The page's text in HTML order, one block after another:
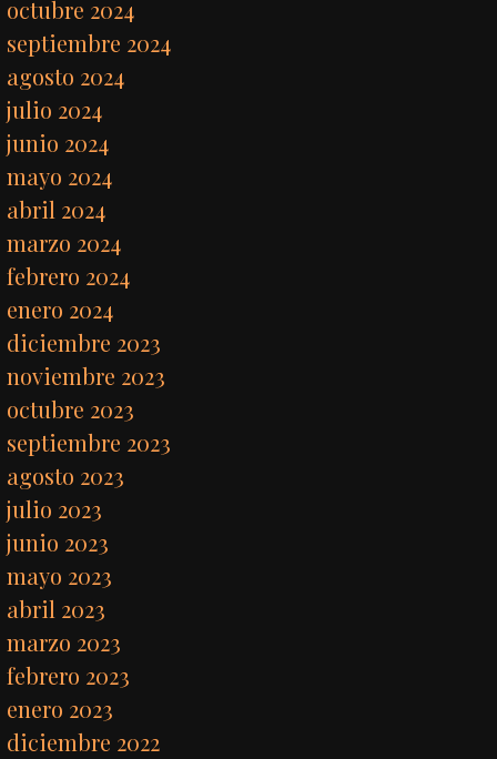
octubre 2024
septiembre 2024
agosto 2024
julio 2024
junio 2024
mayo 2024
abril 2024
marzo 2024
febrero 2024
enero 2024
diciembre 2023
noviembre 2023
octubre 2023
septiembre 2023
agosto 2023
julio 2023
junio 2023
mayo 2023
abril 2023
marzo 2023
febrero 2023
enero 2023
diciembre 2022